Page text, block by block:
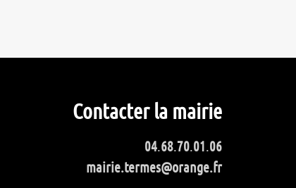
Contacter la mairie
04.68.70.01.06
mairie.termes@orange.fr